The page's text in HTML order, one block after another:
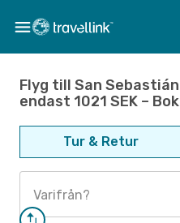
Flyg till San
endast 1021 SEK –
Tur & Retur
Varifrån?